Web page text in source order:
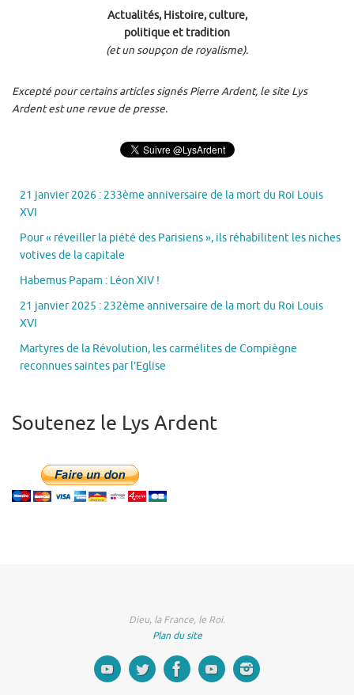
Actualités, Histoire, culture,
politique et tradition
(et un soupçon de royalisme).
Excepté pour certains articles signés Pierre Ardent, le site Lys
Ardent est une revue de presse.
21 janvier 2026 : 233ème anniversaire de la mort du Roi Louis
XVI
Pour « réveiller la piété des Parisiens », ils réhabilitent les niches
votives de la capitale
Habemus Papam : Léon XIV !
21 janvier 2025 : 232ème anniversaire de la mort du Roi Louis
XVI
Martyres de la Révolution, les carmélites de Compiègne
reconnues saintes par l’Eglise
Soutenez le Lys Ardent
Dieu, la France, le Roi.
Plan du site